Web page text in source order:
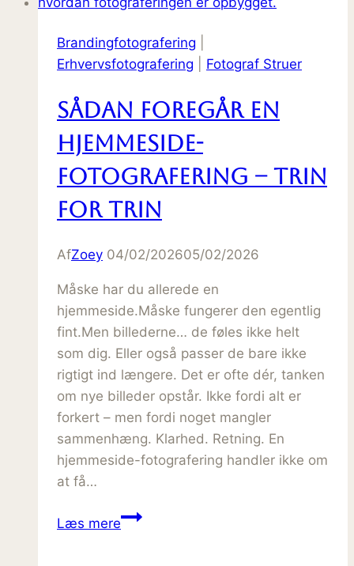
du
til
en
Brandingfotografering
Erhvervsfotografering
Fotograf Struer
Sådan foregår en
hjemmeside-
fotografering – trin
for trin
AfZoey 04/02/202605/02/2026
Måske har du allerede en
hjemmeside.Måske fungerer den egentlig
fint.Men billederne… de føles ikke helt
som dig. Eller også passer de bare ikke
rigtigt ind længere. Det er ofte dér, tanken
om nye billeder opstår. Ikke fordi alt er
forkert – men fordi noget mangler
sammenhæng. Klarhed. Retning. En
hjemmeside-fotografering handler ikke om
at få…
Læs mereSådan